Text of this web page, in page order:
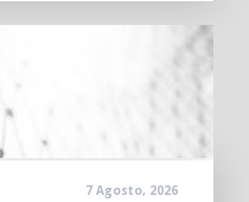
7 Agosto, 2026